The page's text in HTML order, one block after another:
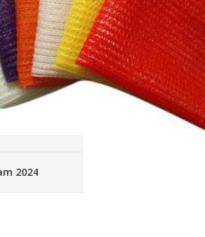
augu audzēšanai(72)
arī
2024